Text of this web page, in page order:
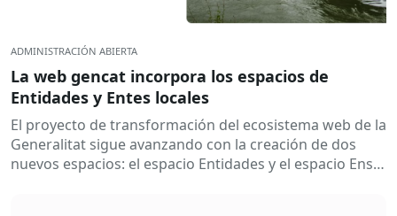
ADMINISTRACIÓN ABIERTA
La web gencat incorpora los espacios de
Entidades y Entes locales
El proyecto de transformación del ecosistema web de la
Generalitat sigue avanzando con la creación de dos
nuevos espacios: el espacio Entidades y el espacio Ens